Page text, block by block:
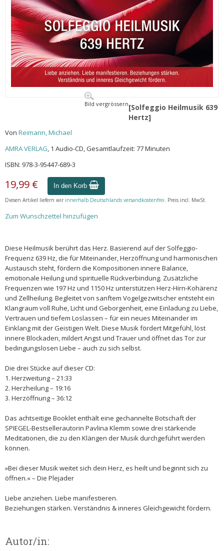
Bild vergrössern[Solfeggio Heilmusik 639
Hertz]
Von Reimann, Michael
AMRA VERLAG, 1 Audio-CD, Gesamtlaufzeit: 77 Minuten
ISBN: 978-3-95447-689-3
19,99 € In den Korb
Diesen Artikel liefern wir innerhalb Deutschlands versandkostenfrei. Preis incl. MwSt.
Zum Wunschzettel hinzufügen
Diese Heilmusik berührt das Herz. Basierend auf der Solfeggio-
Frequenz 639 Hz, die für Miteinander, Herzöffnung und harmonischen
Austausch steht, fördern die Kompositionen innere Balance,
emotionale Heilung und spirituelle Rückverbindung. Zusätzliche
Frequenzen wie 197 Hz und 1150 Hz unterstützen Herz-Hirn-Kohärenz
und Zellheilung. Begleitet von sanftem Vogelgezwitscher entsteht ein
Klangraum voll Ruhe, Licht und Geborgenheit, eine Einladung zu Liebe,
Vertrauen und tiefem Loslassen – für ein neues Miteinander im
Einklang mit der Geistigen Welt. Diese Musik fördert Mitgefühl, löst
innere Blockaden, mildert Angst und Trauer und öffnet das Tor zur
bedingungslosen Liebe – auch zu sich selbst.
Die drei Stücke auf dieser CD:
1. Herzweitung – 21:33
2. Herzheilung – 19:16
3. Herzöffnung – 36:12
Das achtseitige Booklet enthält eine gechannelte Botschaft der
SPIEGEL-Bestsellerautorin Pavlina Klemm sowie drei stärkende
Meditationen, die zu den Klängen der Musik durchgeführt werden
können.
»Bei dieser Musik weitet sich dein Herz, es heilt und beginnt sich zu
öffnen.« – Die Plejader
Liebe anziehen. Liebe manifestieren.
Beziehungen stärken. Verständnis & inneres Gleichgewicht fördern.
Autor/in: